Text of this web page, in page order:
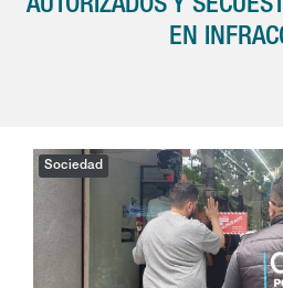
AUTORIZADOS Y
EN
Sociedad